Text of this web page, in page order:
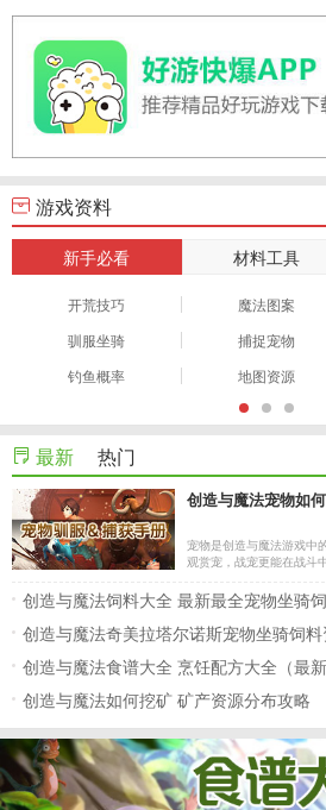
游戏资料
新手必看 材料工具
开荒技巧 魔法图案
驯服坐骑
捕捉宠物
钓鱼概率
地图资源
最新 热门
创造与魔法宠物如
宠物是创造与魔法游戏中
观赏宠，战宠更能在战斗
小编一起来了解一下吧！ 宠物的分类 创造与魔法中的宠物类型
多样，主要分为3种：
创造与魔法饲料大全 最新最全宠物坐骑
创造与魔法奇美拉塔尔诺斯宠物坐骑饲
创造与魔法食谱大全 烹饪配方大全（最新
创造与魔法如何挖矿 矿产资源分布攻略